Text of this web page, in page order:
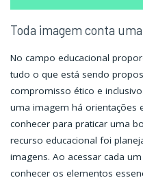
Toda imagem conta
No campo educacional
tudo o que está sendo
compromisso ético e
uma imagem há orientações
conhecer para praticar uma
recurso educacional foi
imagens. Ao acessar cada
conhecer os elementos